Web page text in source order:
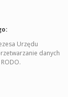
Urzędu
danych